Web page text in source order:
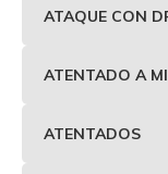
ATAQUE CON
ATENTADO A
ATENTADOS